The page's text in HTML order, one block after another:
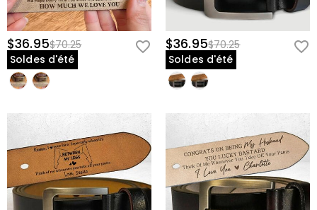
$36.95$70.25
Soldes d'été
$36.95$70.25
Soldes d'été